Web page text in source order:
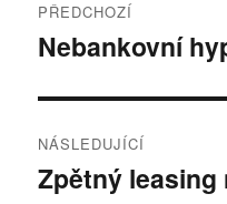
pro
PŘEDCHOZÍ
Předchozí
Nebankovní
NÁSLEDUJÍCÍ
Následující
Zpětný